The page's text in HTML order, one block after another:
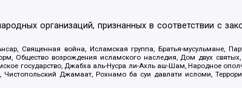
организаций, признанных в соответствии с
Священная война, Исламская группа, Братья-мусульмане,
Общество возрождения исламского наследия, Дом двух
государство, Джабха аль-Нусра ли-Ахль аш-Шам, Народное
Джамаат, Рохнамо ба суи давлати исломи,